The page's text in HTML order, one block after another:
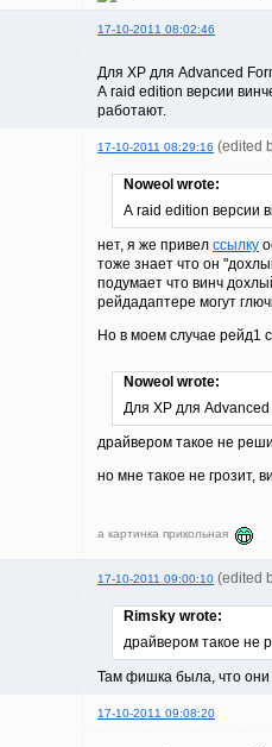
17-10-2011 08:02:46
Для XP для Advanced
А raid edition версии
работают.
17-10-2011 08:29:16 (edited
Noweol wrote:
А raid edition версии
нет, я же привел ссылку
тоже знает что он
подумает что винч
рейдадаптере могут
Но в моем случае рейд1
Noweol wrote:
Для XP для Advanced
драйвером такое не
но мне такое не грозит,
а картинка прикольная
17-10-2011 09:00:10 (edited
Rimsky wrote:
драйвером такое не
Там фишка была, что
17-10-2011 09:08:20